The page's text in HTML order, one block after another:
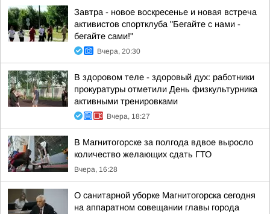
Завтра - новое воскресенье и новая встреча
активистов спортклуба "Бегайте с нами -
бегайте сами!"
Вчера, 20:30
В здоровом теле - здоровый дух: работники
прокуратуры отметили День физкультурника
активными тренировками
Вчера, 18:27
В Магнитогорске за полгода вдвое выросло
количество желающих сдать ГТО
Вчера, 16:28
О санитарной уборке Магнитогорска сегодня
на аппаратном совещании главы города